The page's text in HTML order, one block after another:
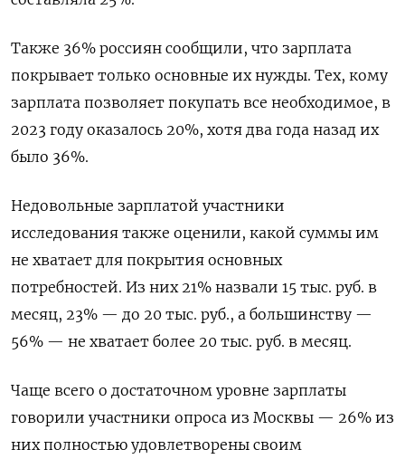
Также 36% россиян сообщили, что зарплата
покрывает только основные их нужды. Тех, кому
зарплата позволяет покупать все необходимое, в
2023 году оказалось 20%, хотя два года назад их
было 36%.
Недовольные зарплатой участники
исследования также оценили, какой суммы им
не хватает для покрытия основных
потребностей. Из них 21% назвали 15 тыс. руб. в
месяц, 23% — до 20 тыс. руб., а большинству —
56% — не хватает более 20 тыс. руб. в месяц.
Чаще всего о достаточном уровне зарплаты
говорили участники опроса из Москвы — 26% из
них полностью удовлетворены своим